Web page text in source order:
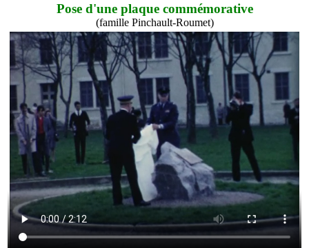
Pose d'une plaque commémorative
(famille Pinchault-Roumet)